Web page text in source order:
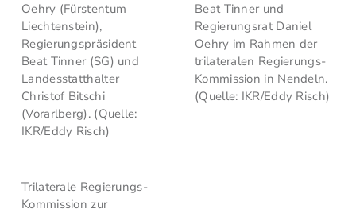
Oehry (Fürstentum
Liechtenstein),
Regierungspräsident
Beat Tinner (SG) und
Landesstatthalter
Christof Bitschi
(Vorarlberg). (Quelle:
IKR/Eddy Risch)
Beat Tinner und
Regierungsrat Daniel
Oehry im Rahmen der
trilateralen Regierungs-
Kommission in Nendeln.
(Quelle: IKR/Eddy Risch)
Trilaterale Regierungs-
Kommission zur